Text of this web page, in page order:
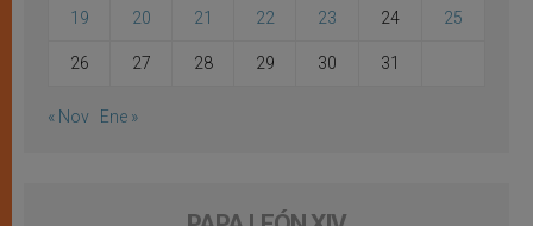
19 20 21 22 23 24 25
26 27 28 29 30 31
« Nov Ene »